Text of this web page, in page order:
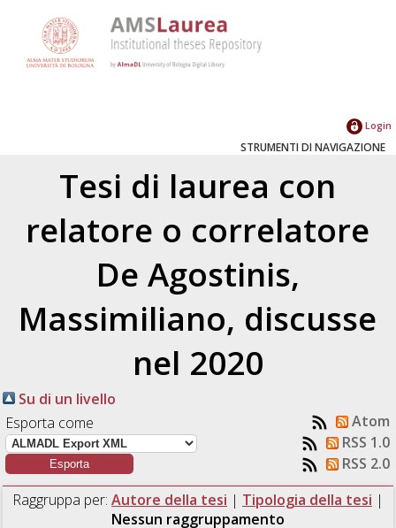
Login
STRUMENTI DI NAVIGAZIONE
Tesi di laurea con
relatore o correlatore
De Agostinis,
Massimiliano, discusse
nel 2020
Su di un livello
Esporta come
Atom
RSS 1.0
RSS 2.0
Raggruppa per: Autore della tesi | Tipologia della tesi |
Nessun raggruppamento